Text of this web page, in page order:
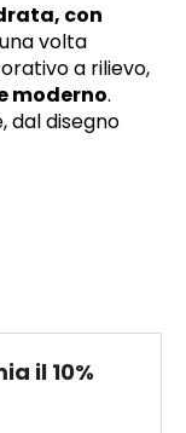
con
volta
a rilievo,
moderno.
dal disegno
il 10%